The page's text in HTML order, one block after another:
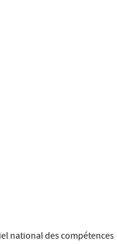
national des compétences